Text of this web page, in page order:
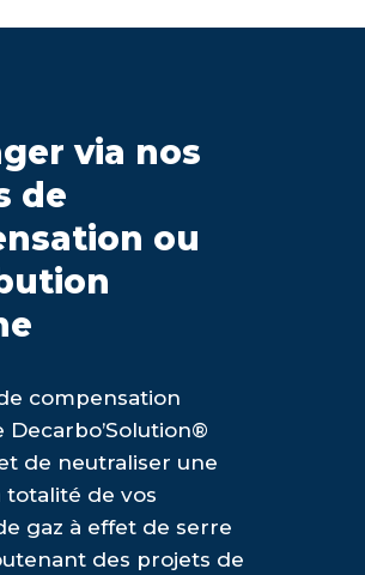
via nos
de
ou
compensation
Decarbo’Solution®
de neutraliser une
totalité de vos
gaz à effet de serre
des projets de